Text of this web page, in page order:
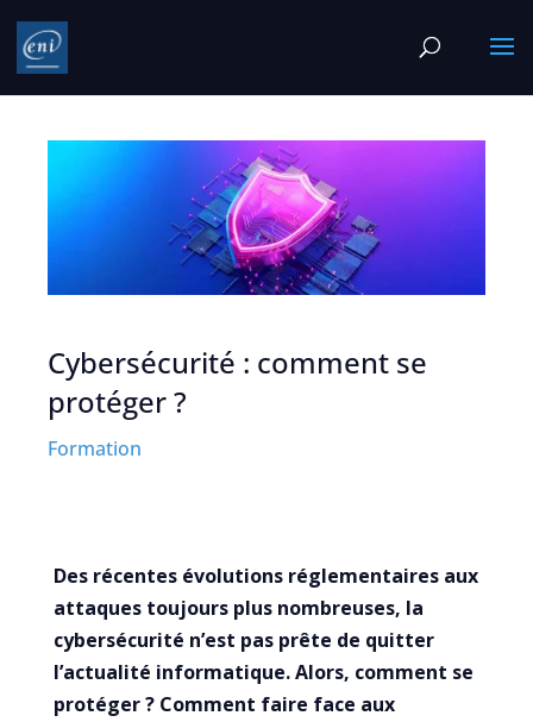
Cybersécurité : comment se
protéger ?
Formation
Des récentes évolutions réglementaires aux
attaques toujours plus nombreuses, la
cybersécurité n’est pas prête de quitter
l’actualité informatique. Alors, comment se
protéger ? Comment faire face aux